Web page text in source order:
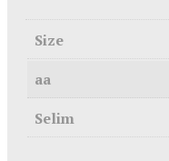
Size
aa
Selim